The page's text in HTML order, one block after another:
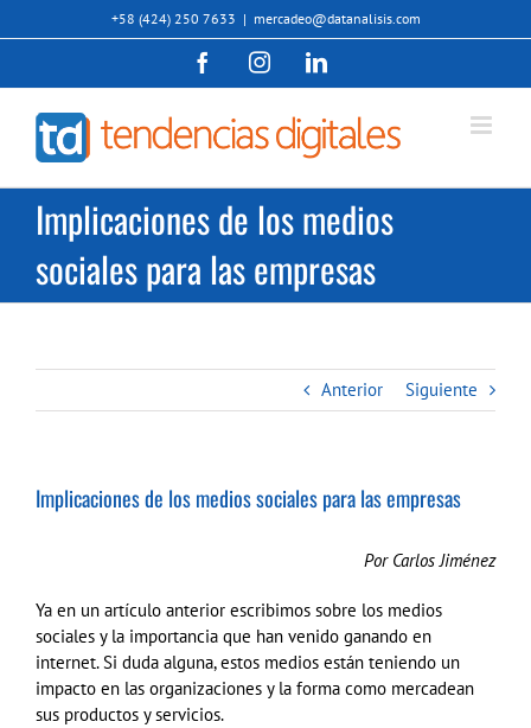
al
+58 (424) 250 7633 | mercadeo@datanalisis.com
FacebookInstagramLinkedIn
Implicaciones de los medios
sociales para las empresas
Anterior Siguiente
Implicaciones de los medios sociales para las empresas
Por Carlos Jiménez
Ya en un artículo anterior escribimos sobre los medios
sociales y la importancia que han venido ganando en
internet. Si duda alguna, estos medios están teniendo un
impacto en las organizaciones y la forma como mercadean
sus productos y servicios.